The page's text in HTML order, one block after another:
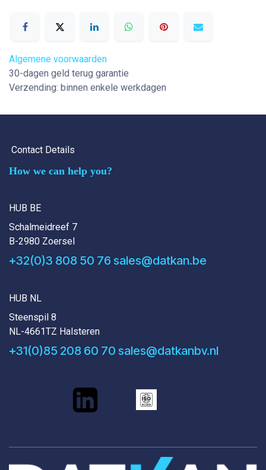
Algemene voorwaarden
30-dagen geld terug garantie
Verzending: binnen enkele werkdagen
Contact Details
How we can help you?
HUB BE
Schalmeidreef 7
B-2980 Zoersel
+32(0)3 808 50 76 sales@datkan.be
HUB NL
Steenspil 8
NL-4661TZ Halsteren
+31(0)85 208 60 70 sales@datkanbv.nl